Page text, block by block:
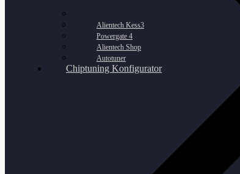
Alientech Kess3
Powergate 4
Alientech Shop
Autotuner
Chiptuning Konfigurator